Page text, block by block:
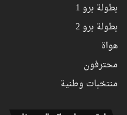
بطولة برو 1
بطولة برو 2
هواة
محترفون
منتخبات وطنية